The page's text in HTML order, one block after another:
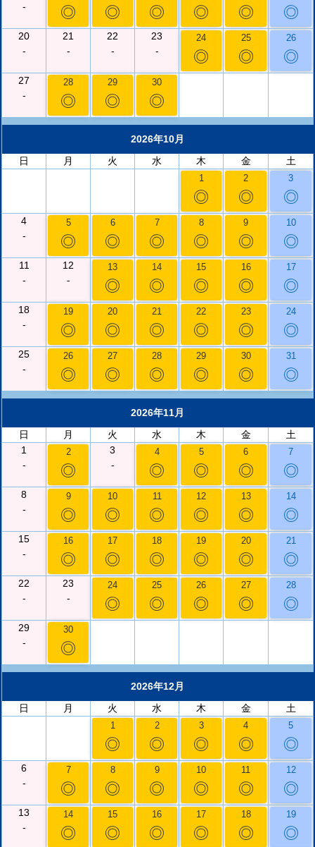
-
◎ ◎ ◎ ◎ ◎ ◎
20
-
21
-
22
-
23
-
24
◎
25
◎
26
◎
27
-
28
◎
29
◎
30
◎
2026年10月
日
月 火 水 木 金 土
1
◎
2
◎
3
◎
4
-
5
◎
6
◎
7
◎
8
◎
9
◎
10
◎
11
-
12
-
13
◎
14
◎
15
◎
16
◎
17
◎
18
-
19
◎
20
◎
21
◎
22
◎
23
◎
24
◎
25
-
26
◎
27
◎
28
◎
29
◎
30
◎
31
◎
2026年11月
日
月 火 水 木 金
土
1
-
2
◎
3
-
4
◎
5
◎
6
◎
7
◎
8
-
9
◎
10
◎
11
◎
12
◎
13
◎
14
◎
15
-
16
◎
17
◎
18
◎
19
◎
20
◎
21
◎
22
-
23
-
24
◎
25
◎
26
◎
27
◎
28
◎
29
-
30
◎
2026年12月
日
月 火 水 木 金 土
1
◎
2
◎
3
◎
4
◎
5
◎
6
-
7
◎
8
◎
9
◎
10
◎
11
◎
12
◎
13
-
14
◎
15
◎
16
◎
17
◎
18
◎
19
◎